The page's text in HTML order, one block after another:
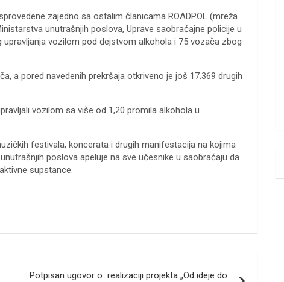
zajedno sa ostalim članicama ROADPOL (mreža
unutrašnjih poslova, Uprave saobraćajne policije u
vozilom pod dejstvom alkohola i 75 vozača zbog
a pored navedenih prekršaja otkriveno je još 17.369 drugih
vozilom sa više od 1,20 promila alkohola u
festivala, koncerata i drugih manifestacija na kojima
poslova apeluje na sve učesnike u saobraćaju da
supstance.
Potpisan ugovor o realizaciji projekta „Od ideje do